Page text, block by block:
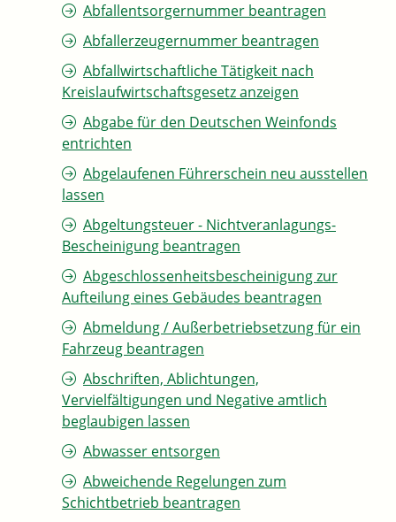
Abfallentsorgernummer beantragen
Abfallerzeugernummer beantragen
Abfallwirtschaftliche Tätigkeit nach
Kreislaufwirtschaftsgesetz anzeigen
Abgabe für den Deutschen Weinfonds
entrichten
Abgelaufenen Führerschein neu ausstellen
lassen
Abgeltungsteuer - Nichtveranlagungs-
Bescheinigung beantragen
Abgeschlossenheitsbescheinigung zur
Aufteilung eines Gebäudes beantragen
Abmeldung / Außerbetriebsetzung für ein
Fahrzeug beantragen
Abschriften, Ablichtungen,
Vervielfältigungen und Negative amtlich
beglaubigen lassen
Abwasser entsorgen
Abweichende Regelungen zum
Schichtbetrieb beantragen